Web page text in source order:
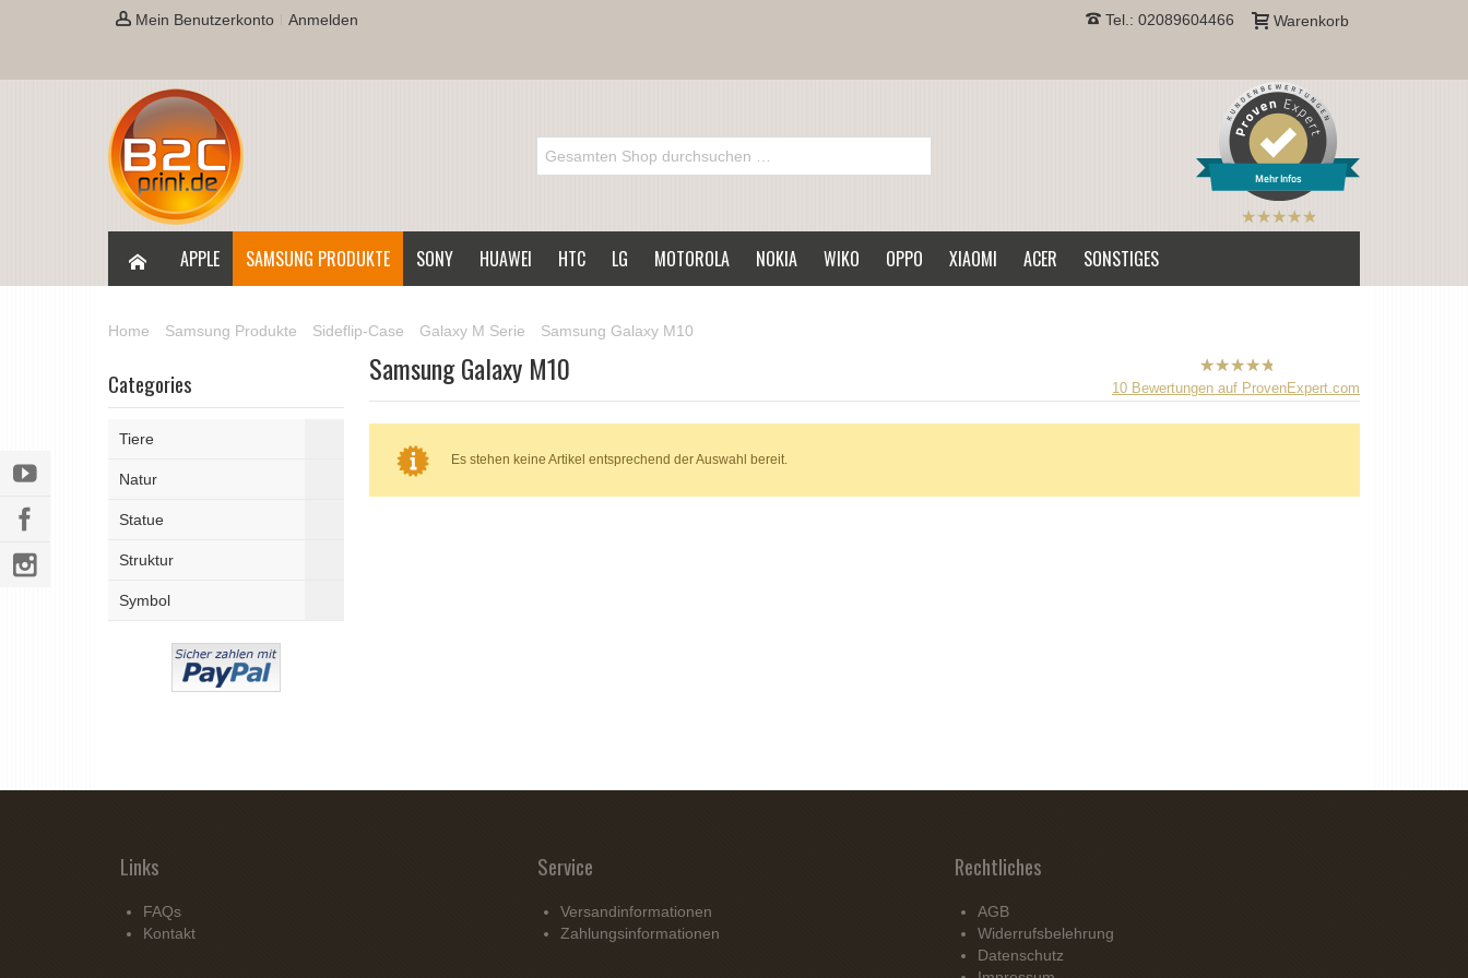
Mein Benutzerkonto Anmelden Warenkorb
Tel.: 02089604466
Mehr Infos
B2CPrint
Sternen |
APPLE SAMSUNG PRODUKTE SONY HUAWEI HTC LG MOTOROLA NOKIA WIKO OPPO XIAOMI ACER SONSTIGES
Home Samsung Produkte Sideflip-Case Galaxy M Serie Samsung Galaxy M10
B2CPrint
hat5von
5
10 Bewertungen auf ProvenExpert.com
Samsung Galaxy M10
Es stehen keine Artikel entsprechend der Auswahl bereit.
Categories
Tiere
Natur
Statue
Struktur
Symbol
Links
FAQs
Kontakt
Service
Versandinformationen
Zahlungsinformationen
Rechtliches
AGB
Widerrufsbelehrung
Datenschutz